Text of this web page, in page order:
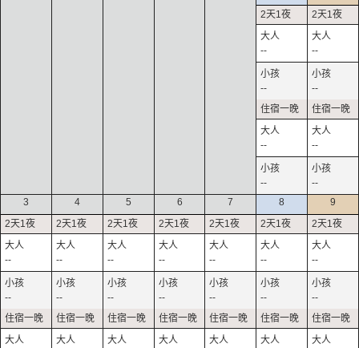
--
--
--
--
--
--
--
--
3
--
--
4
--
--
5
--
--
6
--
--
7
--
--
8
--
--
9
--
--